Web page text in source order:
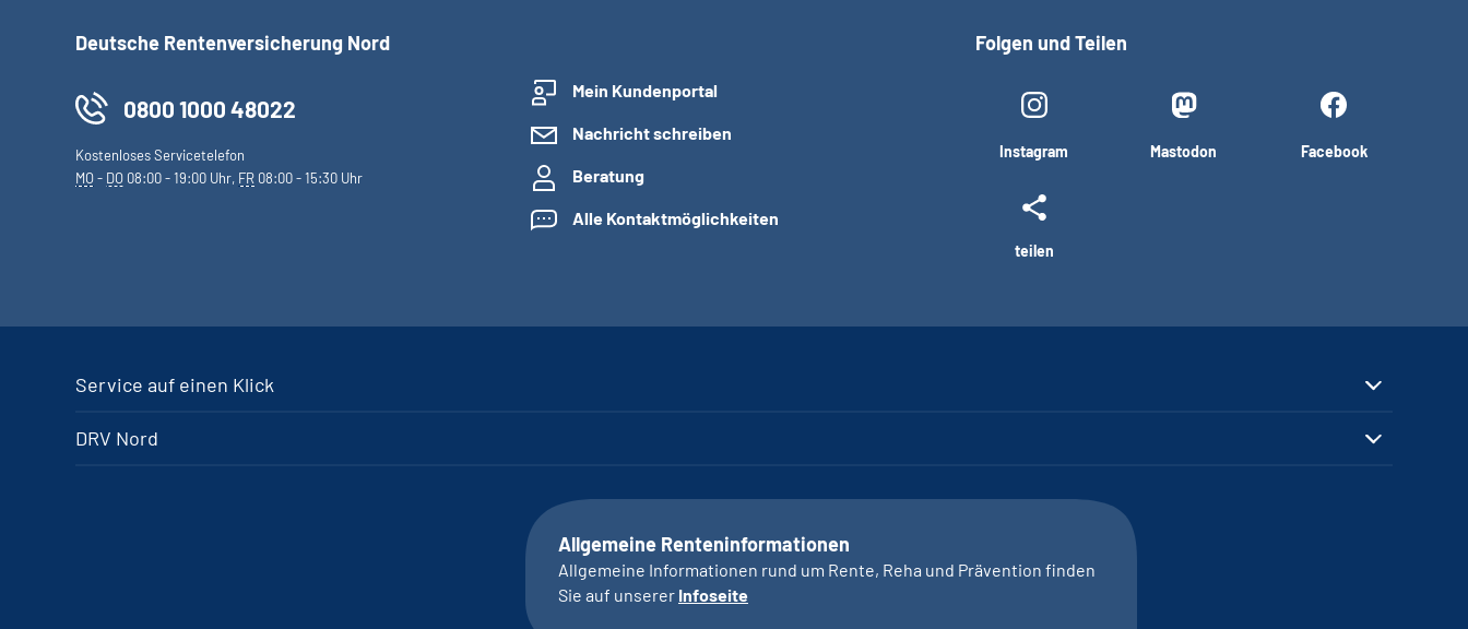
Deutsche Rentenversicherung Nord
0800 1000 48022
Kostenloses Servicetelefon
MO- DO 08:00 - 19:00 Uhr, FR 08:00 - 15:30 Uhr
Mein Kundenportal
Nachricht schreiben
Beratung
Alle Kontaktmöglichkeiten
Folgen und Teilen
Instagram Mastodon Facebook
teilen
Service auf einen Klick
DRV Nord
Allgemeine Renteninformationen
Allgemeine Informationen rund um Rente, Reha und Prävention finden
Sie auf unserer Infoseite